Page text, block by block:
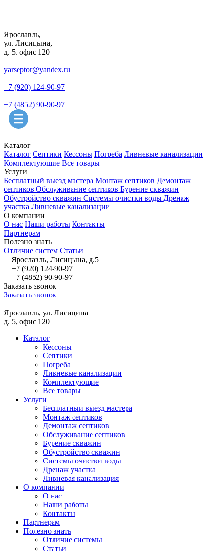
Ярославль,
ул. Лисицына,
д. 5, офис 120
yarseptor@yandex.ru
+7 (920) 124-90-97
+7 (4852) 90-90-97
Каталог
Каталог Септики Кессоны Погреба Ливневые канализации
Комплектующие Все товары
Услуги
Бесплатный выезд мастера Монтаж септиков Демонтаж
септиков Обслуживание септиков Бурение скважин
Обустройство скважин Системы очистки воды Дренаж
участка Ливневые канализации
О компании
О нас Наши работы Контакты
Партнерам
Полезно знать
Отличие систем Статьи
Ярославль, Лисицына, д.5
+7 (920) 124-90-97
+7 (4852) 90-90-97
Заказать звонок
Заказать звонок
Ярославль, ул. Лисицина
д. 5, офис 120
Каталог
Кессоны
Септики
Погреба
Ливневые канализации
Комплектующие
Все товары
Услуги
Бесплатный выезд мастера
Монтаж септиков
Демонтаж септиков
Обслуживание септиков
Бурение скважин
Обустройство скважин
Системы очистки воды
Дренаж участка
Ливневая канализация
О компании
О нас
Наши работы
Контакты
Партнерам
Полезно знать
Отличие системы
Статьи